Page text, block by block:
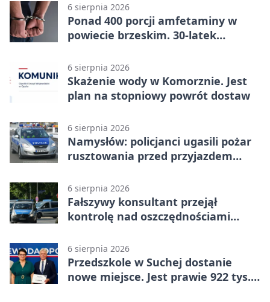
6 sierpnia 2026
Ponad 400 porcji amfetaminy w
powiecie brzeskim. 30-latek
6 sierpnia 2026
Skażenie wody w Komorznie. Jest
plan na stopniowy powrót dostaw
6 sierpnia 2026
Namysłów: policjanci ugasili pożar
rusztowania przed przyjazdem
6 sierpnia 2026
Fałszywy konsultant przejął
kontrolę nad oszczędnościami
6 sierpnia 2026
Przedszkole w Suchej dostanie
nowe miejsce. Jest prawie 922 tys.